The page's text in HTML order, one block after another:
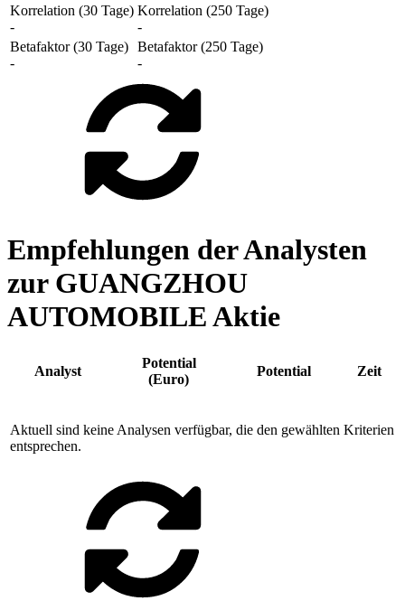
Korrelation (30 Tage)
-
Korrelation (250 Tage)
-
Betafaktor (30 Tage)
-
Betafaktor (250 Tage)
-
Empfehlungen der Analysten
zur GUANGZHOU
AUTOMOBILE Aktie
Analyst
Potential
(Euro)
Potential Zeit
Aktuell sind keine Analysen verfügbar, die den gewählten Kriterien
entsprechen.